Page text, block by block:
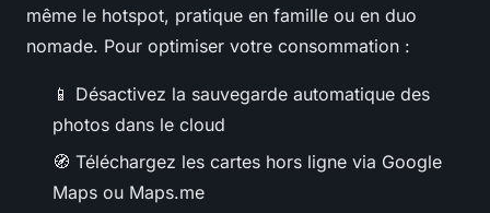
même le hotspot, pratique en famille ou en duo
nomade. Pour optimiser votre consommation :
📱 Désactivez la sauvegarde automatique des
photos dans le cloud
🧭 Téléchargez les cartes hors ligne via Google
Maps ou Maps.me